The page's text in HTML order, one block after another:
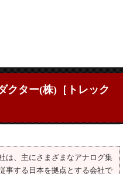
クター(株)［トレック
は、主にさまざまなアナログ集
事する日本を拠点とする会社で